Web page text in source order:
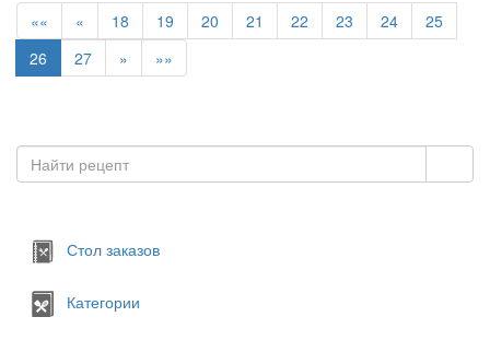
«« « 18 19 20 21 22 23 24
25
26
27 » »»
Стол заказов
Категории